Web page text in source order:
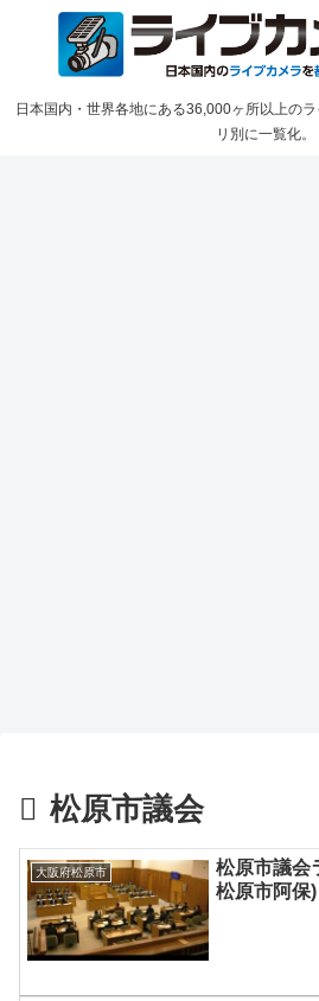
日本国内・世界各地にある36,000ヶ所以上の
リ別に一覧化。
松原市議会
大阪府松原市
松原市議会
松原市阿保)